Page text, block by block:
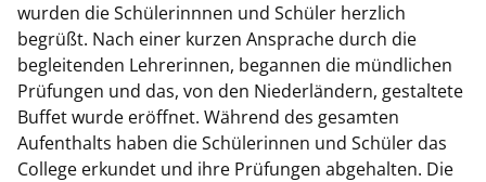
wurden die Schülerinnnen und Schüler herzlich
begrüßt. Nach einer kurzen Ansprache durch die
begleitenden Lehrerinnen, begannen die mündlichen
Prüfungen und das, von den Niederländern, gestaltete
Buffet wurde eröffnet. Während des gesamten
Aufenthalts haben die Schülerinnen und Schüler das
College erkundet und ihre Prüfungen abgehalten. Die